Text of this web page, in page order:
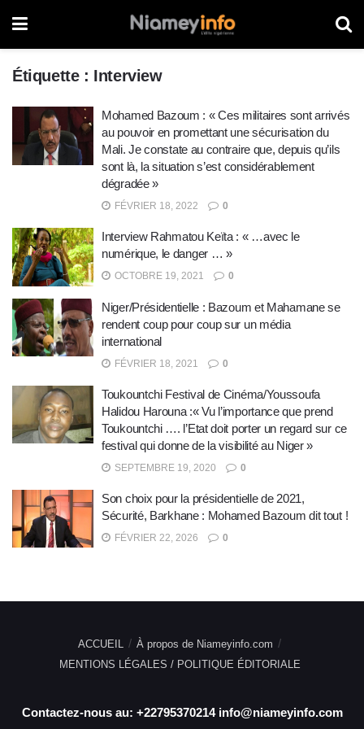
Étiquette : Interview
Mohamed Bazoum : « Ces militaires sont arrivés
au pouvoir en promettant une sécurisation du
Mali. Je constate au contraire que, depuis qu’ils
sont là, la situation s’est considérablement
dégradée »
FÉVRIER 18, 2022 0
Interview Rahmatou Keïta : « …avec le
numérique, le danger … »
OCTOBRE 19, 2021 0
Niger/Présidentielle : Bazoum et Mahamane se
rendent coup pour coup sur un média
international
FÉVRIER 18, 2021 0
Toukountchi Festival de Cinéma/Youssoufa
Halidou Harouna :« Vu l’importance que prend
Toukountchi …. l’Etat doit porter un regard sur ce
festival qui donne de la visibilité au Niger »
SEPTEMBRE 19, 2020 0
Son choix pour la présidentielle de 2021,
Sécurité, Barkhane : Mohamed Bazoum dit tout !
FÉVRIER 22, 2026 0
ACCUEIL
À propos de Niameyinfo.com
MENTIONS LÉGALES / POLITIQUE ÉDITORIALE
Contactez-nous au: +22795370214 info@niameyinfo.com